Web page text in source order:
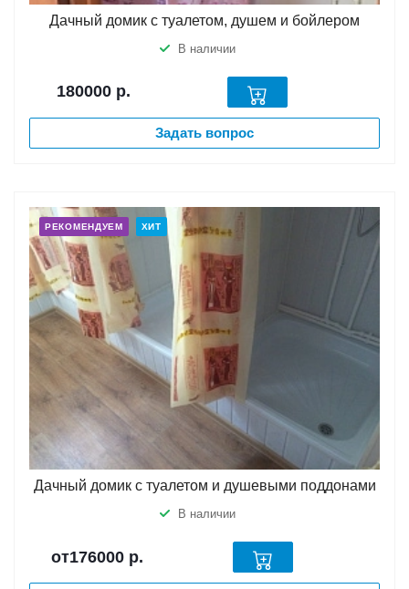
Дачный домик с туалетом, душем и бойлером
В наличии
180000 р.
Задать вопрос
РЕКОМЕНДУЕМ ХИТ
Дачный домик с туалетом и душевыми поддонами
В наличии
от176000 р.